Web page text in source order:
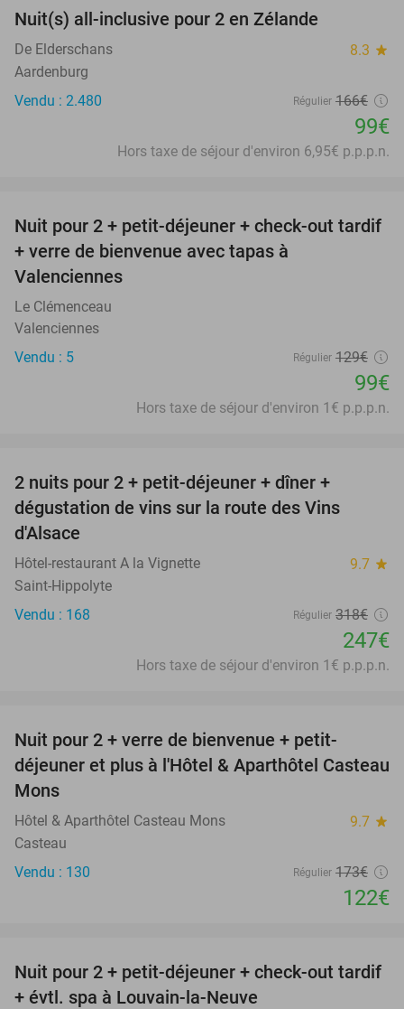
Nuit(s) all-inclusive pour 2 en Zélande
De Elderschans 8.3 star
Aardenburg
Vendu : 2.480
Régulier 166€
99€
Hors taxe de séjour d'environ 6,95€ p.p.p.n.
23%
Nuit pour 2 + petit-déjeuner + check-out tardif
+ verre de bienvenue avec tapas à
Valenciennes
Le Clémenceau
Valenciennes
Vendu : 5
Régulier 129€
99€
Hors taxe de séjour d'environ 1€ p.p.p.n.
2 nuits pour 2 + petit-déjeuner + dîner +
dégustation de vins sur la route des Vins
d'Alsace
Hôtel-restaurant A la Vignette 9.7 star
Saint-Hippolyte
Vendu : 168
Régulier 318€
247€
Hors taxe de séjour d'environ 1€ p.p.p.n.
Nuit pour 2 + verre de bienvenue + petit-
déjeuner et plus à l'Hôtel & Aparthôtel Casteau
Mons
Hôtel & Aparthôtel Casteau Mons 9.7 star
Casteau
Vendu : 130
Régulier 173€
122€
42%
Nuit pour 2 + petit-déjeuner + check-out tardif
+ évtl. spa à Louvain-la-Neuve